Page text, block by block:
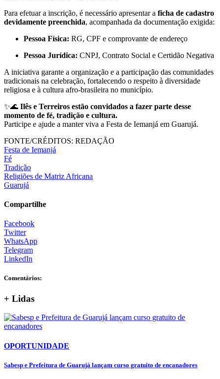
Para efetuar a inscrição, é necessário apresentar a ficha de cadastro
devidamente preenchida, acompanhada da documentação exigida:
Pessoa Física: RG, CPF e comprovante de endereço
Pessoa Jurídica: CNPJ, Contrato Social e Certidão Negativa
A iniciativa garante a organização e a participação das comunidades
tradicionais na celebração, fortalecendo o respeito à diversidade
religiosa e à cultura afro-brasileira no município.
✨🌊 Ilês e Terreiros estão convidados a fazer parte desse
momento de fé, tradição e cultura.
Participe e ajude a manter viva a Festa de Iemanjá em Guarujá.
FONTE/CRÉDITOS: REDAÇÃO
Festa de Iemanjá
Fé
Tradição
Religiões de Matriz Africana
Guarujá
Compartilhe
Facebook
Twitter
WhatsApp
Telegram
LinkedIn
Comentários:
+ Lidas
OPORTUNIDADE
Sabesp e Prefeitura de Guarujá lançam curso gratuito de encanadores